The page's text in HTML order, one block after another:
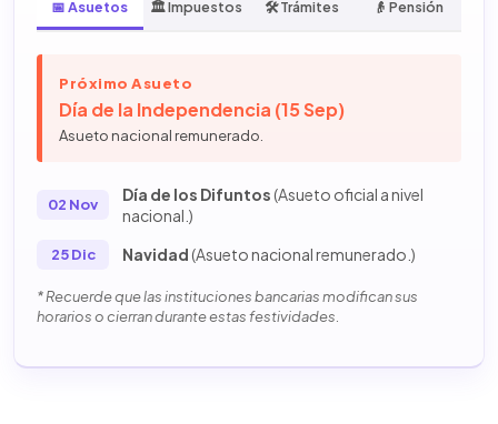
📅 Asuetos 🏛️ Impuestos 🛠️ Trámites 👴 Pensión
Próximo Asueto
Día de la Independencia (15 Sep)
Asueto nacional remunerado.
02 Nov
Día de los Difuntos(Asueto oficial a nivel
nacional.)
25 Dic Navidad(Asueto nacional remunerado.)
* Recuerde que las instituciones bancarias modifican sus
horarios o cierran durante estas festividades.